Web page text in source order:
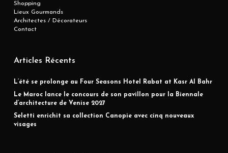
Shopping
Lieux Gourmands
Architectes / Décorateurs
Contact
Articles Récents
L’été se prolonge au Four Seasons Hotel Rabat at Kasr Al Bahr
Le Maroc lance le concours de son pavillon pour la Biennale
d’architecture de Venise 2027
Seletti enrichit sa collection Canopie avec cinq nouveaux
visages